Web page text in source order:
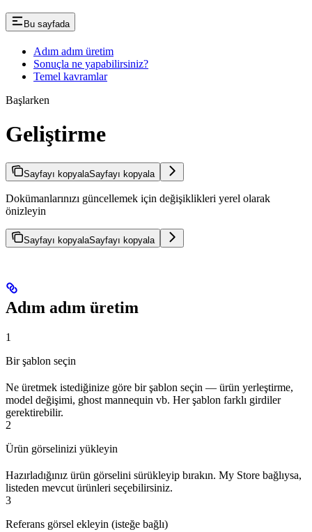
Bu sayfada
Adım adım üretim
Sonuçla ne yapabilirsiniz?
Temel kavramlar
Başlarken
Geliştirme
Sayfayı kopyalaSayfayı kopyala
Dokümanlarınızı güncellemek için değişiklikleri yerel olarak
önizleyin
Sayfayı kopyalaSayfayı kopyala
Adım adım üretim
1
Bir şablon seçin
Ne üretmek istediğinize göre bir şablon seçin — ürün yerleştirme,
model değişimi, ghost mannequin vb. Her şablon farklı girdiler
gerektirebilir.
2
Ürün görselinizi yükleyin
Hazırladığınız ürün görselini sürükleyip bırakın. My Store bağlıysa,
listeden mevcut ürünleri seçebilirsiniz.
3
Referans görsel ekleyin (isteğe bağlı)